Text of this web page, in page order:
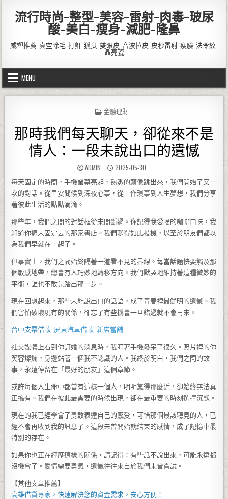
流行時尚-整型-美容-雷射-肉毒-玻尿
酸-美白-瘦身-減肥-隆鼻
威塑推薦-真空除毛-打鼾-狐臭-雙眼皮-音波拉皮-皮秒雷射-瘦臉-法令紋-
晶亮瓷
MENU
POSTED IN
金融理財
那時我們每天聊天，卻從來不是
情人：一段未說出口的遺憾
AUTHOR:
ADMIN PUBLISHED DATE:
2025-05-30
每天固定的時間，手機螢幕亮起，熟悉的頭像跳出來，我們開始了又一
次的對話。從早安問候到深夜心事，從工作瑣事到人生夢想，我們分享
著彼此生活的點點滴滴。
那些年，我們之間的對話框從未間斷過。你記得我愛喝的咖啡口味，我
知道你週末固定去的那家書店。我們聊得如此投機，以至於朋友們都以
為我們早就在一起了。
但事實上，我們之間始終隔著一道看不見的界線。每當話題快要觸及那
個敏感地帶，總會有人巧妙地轉移方向。我們默契地維持著這種微妙的
平衡，誰也不敢先踏出那一步。
現在回想起來，那些未能說出口的話語，成了青春裡最鮮明的遺憾。我
們害怕破壞現有的關係，卻忘了有些機會一旦錯過就不會再來。
台中支票借款 屏東汽車借款 新店當舖
社交媒體上看到你訂婚的消息時，我盯著手機發呆了很久。照片裡的你
笑容燦爛，身邊站著一個我不認識的人。我終於明白，我們之間的故
事，永遠停留在「最好的朋友」這個章節。
或許每個人生命中都曾有這樣一個人，明明靠得那麼近，卻始終無法真
正擁有。我們在彼此最需要的時候出現，卻在最重要的時刻選擇沉默。
現在的我已經學會了勇敢表達自己的感受，可惜那個最該聽見的人，已
經不會再收到我的訊息了。這段未曾開始就結束的感情，成了記憶中最
特別的存在。
如果你也正在經歷這樣的關係，請記得：有些話不說出來，可能永遠都
沒機會了。愛情需要勇氣，遺憾往往來自於我們未曾嘗試。
【其他文章推薦】
高雄借貸專家，快速解決您的資金需求，安心方便！